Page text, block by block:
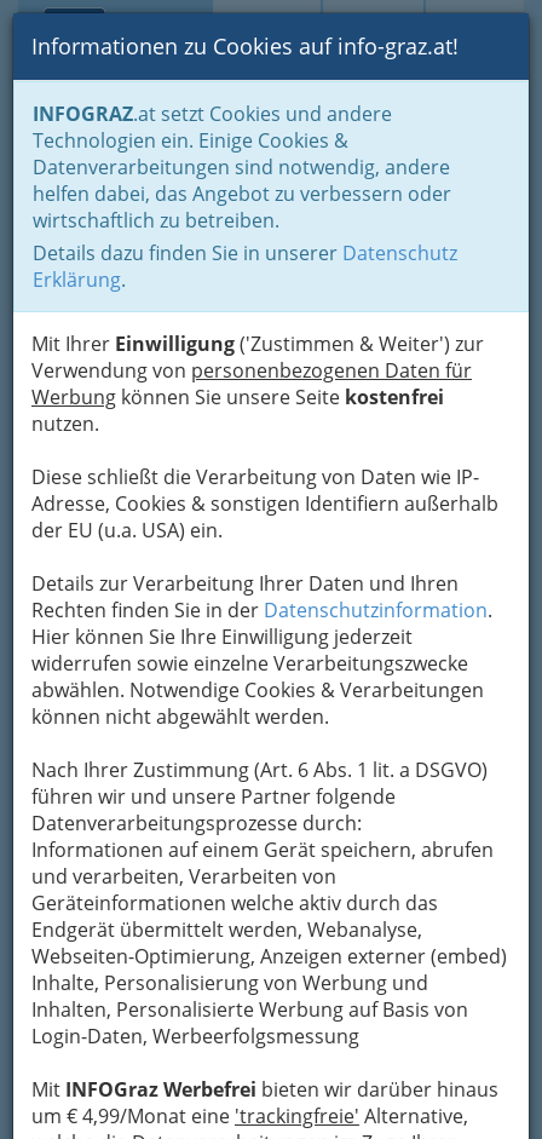
Suche Login Toggle
Informationen zu Cookies auf info-graz.at!
INFOGRAZ.at setzt Cookies und andere
Technologien ein. Einige Cookies &
Datenverarbeitungen sind notwendig, andere
helfen dabei, das Angebot zu verbessern oder
wirtschaftlich zu betreiben.
Details dazu finden Sie in unserer Datenschutz
Erklärung.
Mit Ihrer Einwilligung('Zustimmen & Weiter') zur
Verwendung von personenbezogenen Daten für
Werbung können Sie unsere Seite kostenfrei
nutzen.
Diese schließt die Verarbeitung von Daten wie IP-
Adresse, Cookies & sonstigen Identifiern außerhalb
der EU (u.a. USA) ein.
Details zur Verarbeitung Ihrer Daten und Ihren
Rechten finden Sie in der Datenschutzinformation.
Hier können Sie Ihre Einwilligung jederzeit
widerrufen sowie einzelne Verarbeitungszwecke
abwählen. Notwendige Cookies & Verarbeitungen
können nicht abgewählt werden.
Nach Ihrer Zustimmung (Art. 6 Abs. 1 lit. a DSGVO)
führen wir und unsere Partner folgende
Datenverarbeitungsprozesse durch:
Informationen auf einem Gerät speichern, abrufen
und verarbeiten, Verarbeiten von
Geräteinformationen welche aktiv durch das
Endgerät übermittelt werden, Webanalyse,
Webseiten-Optimierung, Anzeigen externer (embed)
Inhalte, Personalisierung von Werbung und
Inhalten, Personalisierte Werbung auf Basis von
Login-Daten, Werbeerfolgsmessung
Mit INFOGraz Werbefrei bieten wir darüber hinaus
um € 4,99/Monat eine 'trackingfreie' Alternative,
Home Branchen
Gewerbe, Handwerk, Banken
Information und Consulting
Telekommunikations- und Rundfunk-Unternehmungen
Öffentliche Kommunikationsnetze
Öffentliche
Kommunikationsnetze
Bezirksauswahl
Alle Bezirke
Provider Graz|Citycom
Telekommunikation GmbH| Telefon
Internetanbieter|Rechenzentrum
Geschwindigkeit Telekom -
Glasfaser
Gadollaplatz 1, 8010 Graz
+43 316 887-6225
+43 316 887-6212
Citycom – Ihr regionaler Partner
Die Citycom ist ein umfassender IKT-
Lösungsanbieter mit dem netztechnischen
Schwerpunkt auf den Grazer Raum und den
steirischen Industrie- bzw. Ballungsgebieten.
Mit unserem Partnernetz begleiten wir unsere
Kundennicht nur national, sondern auch
weltweit.
Kategorien
2